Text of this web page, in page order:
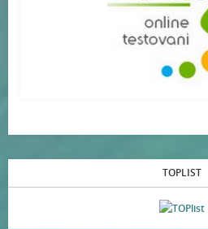
TOPLIST